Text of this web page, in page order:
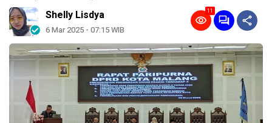
Shelly Lisdya
6 Mar 2025 - 07:15 WIB
11